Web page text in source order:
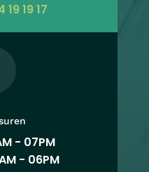
19 17
- 07PM
- 06PM